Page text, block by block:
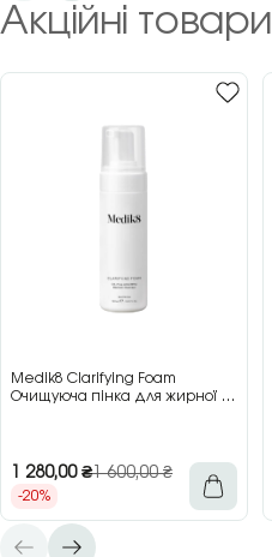
Акційні товари
Medik8 Clarifying Foam
Очищуюча пінка для жирної та
1 280,00₴1 600,00₴
-20%